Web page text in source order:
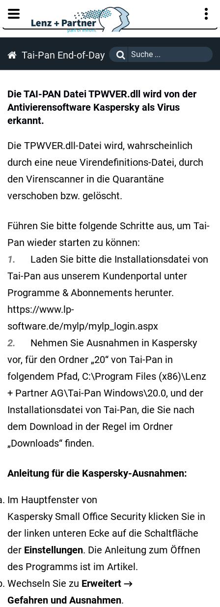
KUNDENPORTAL
Tai-Pan End-of-Day
Die TAI-PAN Datei TPWVER.dll wird von der
Antivierensoftware Kaspersky als Virus
erkannt.
Die TPWVER.dll-Datei wird, wahrscheinlich
durch eine neue Virendefinitions-Datei, durch
den Virenscanner in die Quarantäne
verschoben bzw. gelöscht.
Führen Sie bitte folgende Schritte aus, um Tai-
Pan wieder starten zu können:
1.
Laden Sie bitte die Installationsdatei von
Tai-Pan aus unserem Kundenportal unter
Programme & Abonnements herunter.
https://www.lp-
software.de/mylp/mylp_login.aspx
2.
Nehmen Sie Ausnahmen in Kaspersky
vor, für den Ordner „20“ von Tai-Pan in
folgendem Pfad, C:\Program Files (x86)\Lenz
+ Partner AG\Tai-Pan Windows\20.0, und der
Installationsdatei von Tai-Pan, die Sie nach
dem Download in der Regel im Ordner
„Downloads“ finden.
Anleitung für die Kaspersky-Ausnahmen:
Im Hauptfenster von
Kaspersky Small Office Security klicken Sie in
der linken unteren Ecke auf die Schaltfläche
der Einstellungen. Die Anleitung zum Öffnen
des Programms ist im Artikel.
Wechseln Sie zu Erweitert →
Gefahren und Ausnahmen.